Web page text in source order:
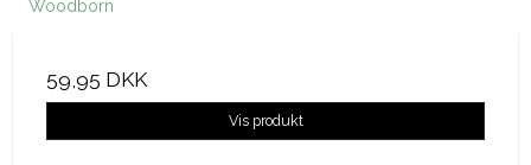
Woodborn
59,95 DKK
Vis produkt